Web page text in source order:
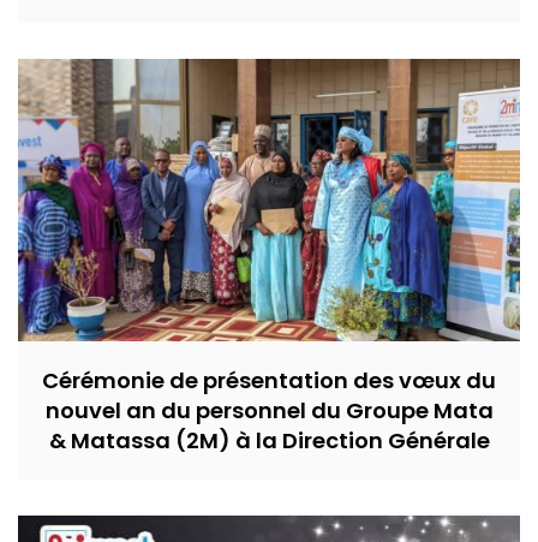
Cérémonie de présentation des vœux du
nouvel an du personnel du Groupe Mata
& Matassa (2M) à la Direction Générale